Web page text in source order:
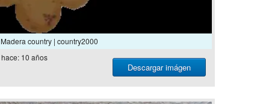
Madera country | country2000
Descargar imágen
hace: 10 años